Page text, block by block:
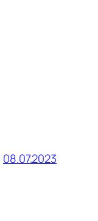
08.07.2023